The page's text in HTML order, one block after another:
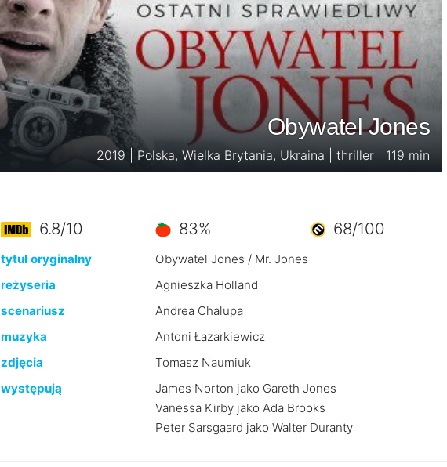
Obywatel Jones
2019 | Polska, Wielka Brytania, Ukraina | thriller | 119 min
6.8/10 83% 68/100
tytuł oryginalny
Obywatel Jones / Mr. Jones
reżyseria
Agnieszka Holland
scenariusz
Andrea Chalupa
muzyka
Antoni Łazarkiewicz
zdjęcia
Tomasz Naumiuk
występują
James Norton jako Gareth Jones
Vanessa Kirby jako Ada Brooks
Peter Sarsgaard jako Walter Duranty